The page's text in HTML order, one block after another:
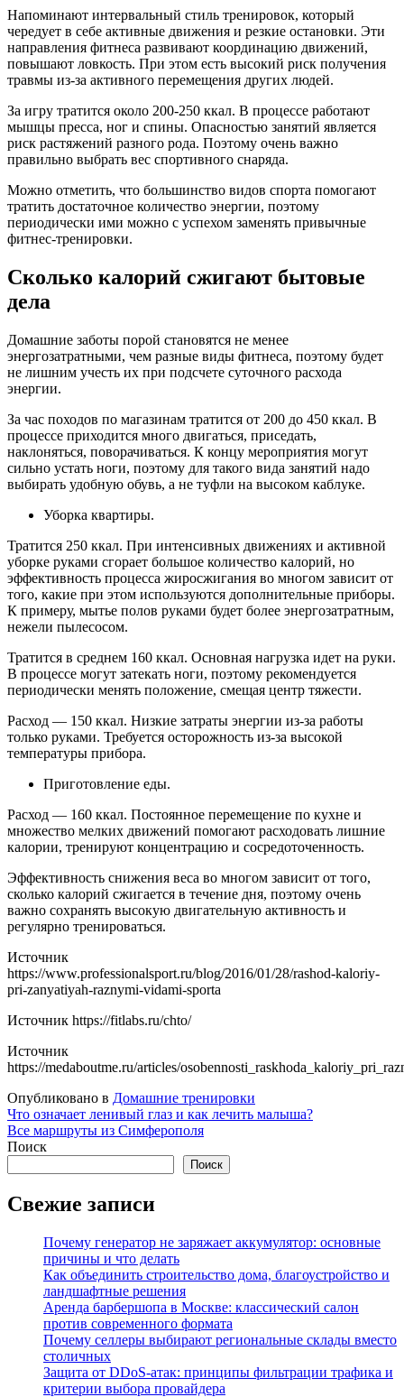
Напоминают интервальный стиль тренировок, который
чередует в себе активные движения и резкие остановки. Эти
направления фитнеса развивают координацию движений,
повышают ловкость. При этом есть высокий риск получения
травмы из-за активного перемещения других людей.
За игру тратится около 200-250 ккал. В процессе работают
мышцы пресса, ног и спины. Опасностью занятий является
риск растяжений разного рода. Поэтому очень важно
правильно выбрать вес спортивного снаряда.
Можно отметить, что большинство видов спорта помогают
тратить достаточное количество энергии, поэтому
периодически ими можно с успехом заменять привычные
фитнес-тренировки.
Сколько калорий сжигают бытовые
дела
Домашние заботы порой становятся не менее
энергозатратными, чем разные виды фитнеса, поэтому будет
не лишним учесть их при подсчете суточного расхода
энергии.
За час походов по магазинам тратится от 200 до 450 ккал. В
процессе приходится много двигаться, приседать,
наклоняться, поворачиваться. К концу мероприятия могут
сильно устать ноги, поэтому для такого вида занятий надо
выбирать удобную обувь, а не туфли на высоком каблуке.
Уборка квартиры.
Тратится 250 ккал. При интенсивных движениях и активной
уборке руками сгорает большое количество калорий, но
эффективность процесса жиросжигания во многом зависит от
того, какие при этом используются дополнительные приборы.
К примеру, мытье полов руками будет более энергозатратным,
нежели пылесосом.
Тратится в среднем 160 ккал. Основная нагрузка идет на руки.
В процессе могут затекать ноги, поэтому рекомендуется
периодически менять положение, смещая центр тяжести.
Расход — 150 ккал. Низкие затраты энергии из-за работы
только руками. Требуется осторожность из-за высокой
температуры прибора.
Приготовление еды.
Расход — 160 ккал. Постоянное перемещение по кухне и
множество мелких движений помогают расходовать лишние
калории, тренируют концентрацию и сосредоточенность.
Эффективность снижения веса во многом зависит от того,
сколько калорий сжигается в течение дня, поэтому очень
важно сохранять высокую двигательную активность и
регулярно тренироваться.
Источник
https://www.professionalsport.ru/blog/2016/01/28/rashod-kaloriy-
pri-zanyatiyah-raznymi-vidami-sporta
Источник https://fitlabs.ru/chto/
Источник
https://medaboutme.ru/articles/
Опубликовано в Домашние тренировки
Навигация
по
Что означает ленивый глаз и как лечить малыша?
Все маршруты из Симферополя
Поиск
Поиск
Свежие записи
Почему генератор не заряжает аккумулятор: основные
причины и что делать
Как объединить строительство дома, благоустройство и
ландшафтные решения
Аренда барбершопа в Москве: классический салон
против современного формата
Почему селлеры выбирают региональные склады вместо
столичных
Защита от DDoS-атак: принципы фильтрации трафика и
критерии выбора провайдера